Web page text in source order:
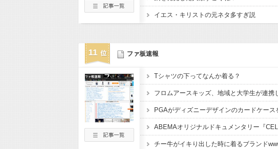
イエス・キリストの元ネタ多すぎ説
11 ファ板速報
Tシャツの下ってなんか着る？
チー牛がイキり出した時に着るブランド